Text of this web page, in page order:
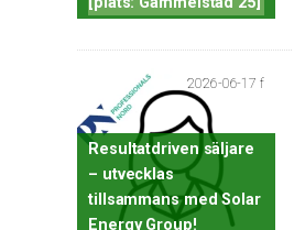
2026-06-17 f
Resultatdriven säljare
– utvecklas
tillsammans med Solar
Energy Group!